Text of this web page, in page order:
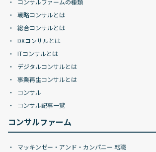
コンサルファームの種類
戦略コンサルとは
総合コンサルとは
DXコンサルとは
ITコンサルとは
デジタルコンサルとは
事業再生コンサルとは
コンサル
コンサル記事一覧
コンサルファーム
マッキンゼー・アンド・カンパニー 転職